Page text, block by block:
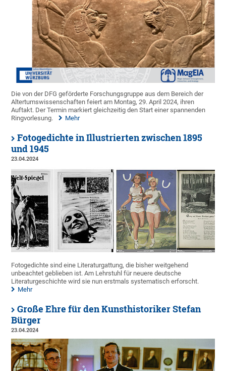
Die von der DFG geförderte Forschungsgruppe aus dem Bereich der
Altertumswissenschaften feiert am Montag, 29. April 2024, ihren
Auftakt. Der Termin markiert gleichzeitig den Start einer spannenden
Ringvorlesung.
Mehr
Fotogedichte in Illustrierten zwischen 1895
und 1945
23.04.2024
Fotogedichte sind eine Literaturgattung, die bisher weitgehend
unbeachtet geblieben ist. Am Lehrstuhl für neuere deutsche
Literaturgeschichte wird sie nun erstmals systematisch erforscht.
Mehr
Große Ehre für den Kunsthistoriker Stefan
Bürger
23.04.2024